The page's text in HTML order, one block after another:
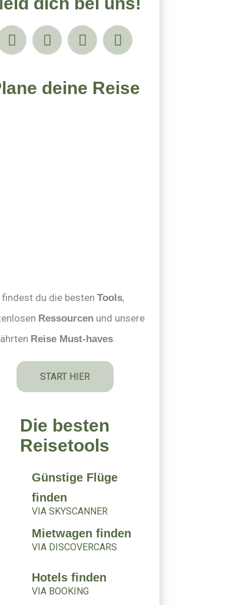
I
n
a
Y
o
u
P
i
e
F
a
b
deine Reise
findest du die besten Tools,
Ressourcen und unsere
Reise Must-haves.
START HIER
Die besten
Reisetools
Günstige Flüge
finden
VIA SKYSCANNER
Mietwagen finden
VIA DISCOVERCARS
Hotels finden
VIA BOOKING